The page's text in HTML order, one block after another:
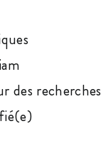
des recherches